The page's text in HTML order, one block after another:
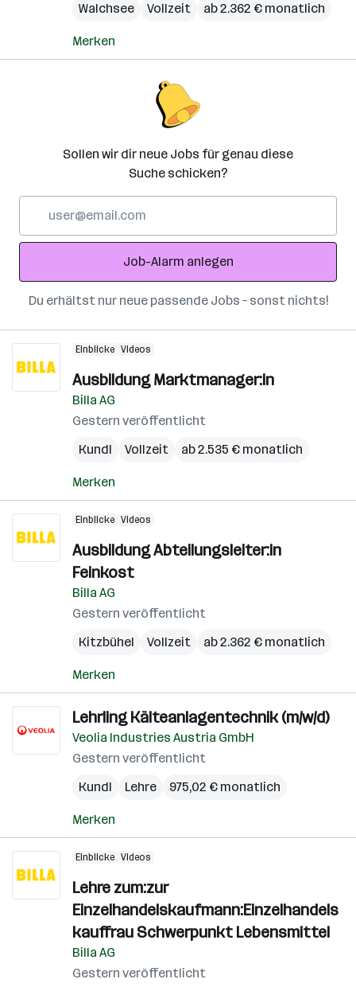
Walchsee
Vollzeit ab 2.362 € monatlich
Merken
Sollen wir dir neue Jobs für genau diese
Suche schicken?
Adresse
Job-Alarm anlegen
Du erhältst nur neue passende Jobs – sonst nichts!
Einblicke Videos
Ausbildung Marktmanager:in
Billa AG
Gestern veröffentlicht
Kundl
Vollzeit ab 2.535 € monatlich
Merken
Einblicke Videos
Ausbildung Abteilungsleiter:in
Feinkost
Billa AG
Gestern veröffentlicht
Kitzbühel
Vollzeit ab 2.362 € monatlich
Merken
Lehrling Kälteanlagentechnik (m/w/d)
Veolia Industries Austria GmbH
Gestern veröffentlicht
Kundl
Lehre 975,02 € monatlich
Merken
Einblicke Videos
Lehre zum:zur
Einzelhandelskaufmann:Einzelhandels
kauffrau Schwerpunkt Lebensmittel
Billa AG
Gestern veröffentlicht